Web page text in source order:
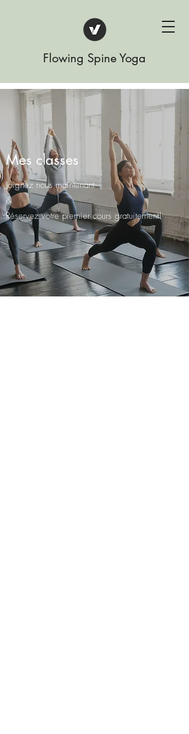
Flowing Spine Yoga
Mes classes
Joignez nous maintenant
&
Réservez votre premier cours gratuitement!